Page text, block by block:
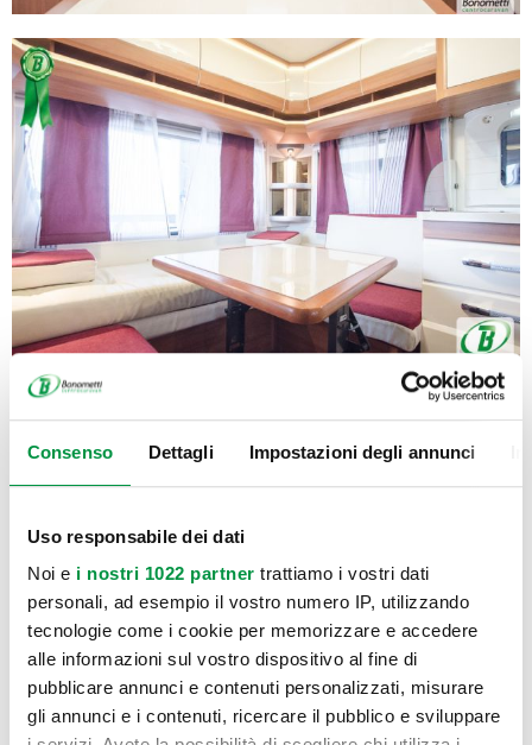
Consenso Dettagli Impostazioni degli annunci
Uso responsabile dei dati
Noi e i nostri 1022 partner trattiamo i vostri dati
personali, ad esempio il vostro numero IP, utilizzando
tecnologie come i cookie per memorizzare e accedere
alle informazioni sul vostro dispositivo al fine di
pubblicare annunci e contenuti personalizzati, misurare
gli annunci e i contenuti, ricercare il pubblico e sviluppare